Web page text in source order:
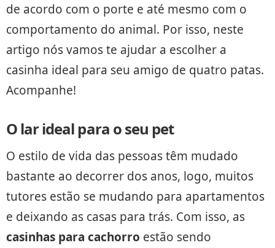
de acordo com o porte e até mesmo com o
comportamento do animal. Por isso, neste
artigo nós vamos te ajudar a escolher a
casinha ideal para seu amigo de quatro patas.
Acompanhe!
O lar ideal para o seu pet
O estilo de vida das pessoas têm mudado
bastante ao decorrer dos anos, logo, muitos
tutores estão se mudando para apartamentos
e deixando as casas para trás. Com isso, as
casinhas para cachorro estão sendo